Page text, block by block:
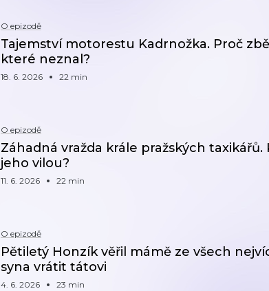
O epizodě
Tajemství motorestu Kadrnožka. Proč
které neznal?
18. 6. 2026 22 min
O epizodě
Záhadná vražda krále pražských
jeho vilou?
11. 6. 2026 22 min
O epizodě
Pětiletý Honzík věřil mámě ze všech
syna vrátit tátovi
4. 6. 2026 23 min